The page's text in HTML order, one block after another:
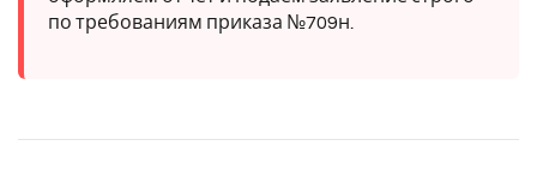
по требованиям приказа №709н.